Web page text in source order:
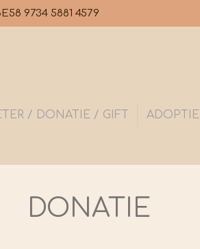
9734 5881 4579
/ DONATIE / GIFT ADOPTIE
DONATIE